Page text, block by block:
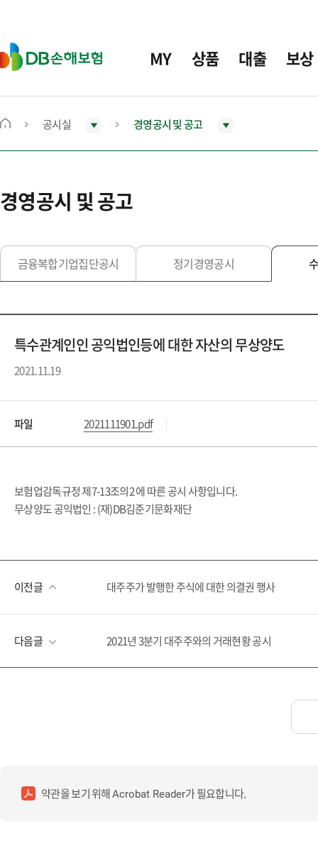
D
B
보
MY 상품 대출 보상
메
으
로
동
공시실 경영공시 및 공고
경영공시 및 공고
금융복합기업집단공시 정기경영공시
특수관계인인 공익법인등에 대한 자산의 무상양도
2021.11.19
파일 2021111901.pdf
보험업감독규정 제7-13조의2 에 따른 공시 사항입니다.
무상양도 공익법인 : (재)DB김준기문화재단
이전글 대주주가 발행한 주식에 대한 의결권 행사
다음글 2021년 3분기 대주주와의 거래현황 공시
약관을 보기 위해Acrobat Reader가 필요합니다.